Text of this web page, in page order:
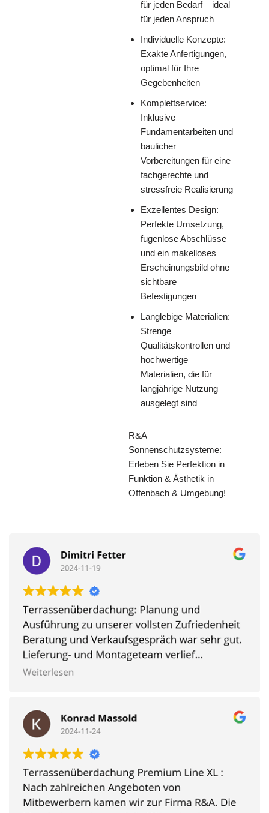
für jeden Bedarf – ideal
für jeden Anspruch
Individuelle Konzepte:
Exakte Anfertigungen,
optimal für Ihre
Gegebenheiten
Komplettservice:
Inklusive
Fundamentarbeiten und
baulicher
Vorbereitungen für eine
fachgerechte und
stressfreie Realisierung
Exzellentes Design:
Perfekte Umsetzung,
fugenlose Abschlüsse
und ein makelloses
Erscheinungsbild ohne
sichtbare
Befestigungen
Langlebige Materialien:
Strenge
Qualitätskontrollen und
hochwertige
Materialien, die für
langjährige Nutzung
ausgelegt sind
R&A
Sonnenschutzsysteme:
Erleben Sie Perfektion in
Funktion & Ästhetik in
Offenbach & Umgebung!